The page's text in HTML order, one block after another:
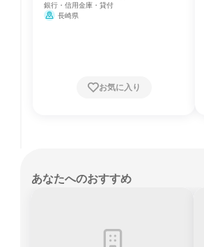
銀行・信用金庫・貸付
長崎県
お気に入り
あなたへのおすすめ